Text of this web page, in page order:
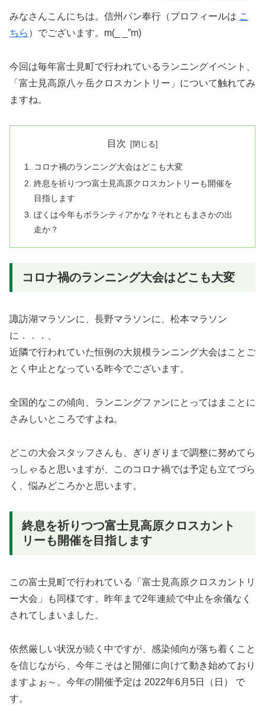
みなさんこんにちは。信州パン奉行（プロフィールは こ
ちら ）でございます。m(_ _”m)
今回は毎年富士見町で行われているランニングイベント、
「富士見高原八ヶ岳クロスカントリー」について触れてみ
ますね。
目次
コロナ禍のランニング大会はどこも大変
終息を祈りつつ富士見高原クロスカントリーも開催を
目指します
ぼくは今年もボランティアかな？それともまさかの出
走か？
コロナ禍のランニング大会はどこも大変
諏訪湖マラソンに、長野マラソンに、松本マラソン
に．．．、
近隣で行われていた恒例の大規模ランニング大会はことご
とく中止となっている昨今でございます。
全国的なこの傾向、ランニングファンにとってはまことに
さみしいところですよね。
どこの大会スタッフさんも、ぎりぎりまで調整に努めてら
っしゃると思いますが、このコロナ禍では予定も立てづら
く、悩みどころかと思います。
終息を祈りつつ富士見高原クロスカント
リーも開催を目指します
この富士見町で行われている「富士見高原クロスカントリ
ー大会」も同様です。昨年まで2年連続で中止を余儀なく
されてしまいました。
依然厳しい状況が続く中ですが、感染傾向が落ち着くこと
を信じながら、今年こそはと開催に向けて動き始めており
ますよぉ～。今年の開催予定は 2022年6月5日（日） で
す。